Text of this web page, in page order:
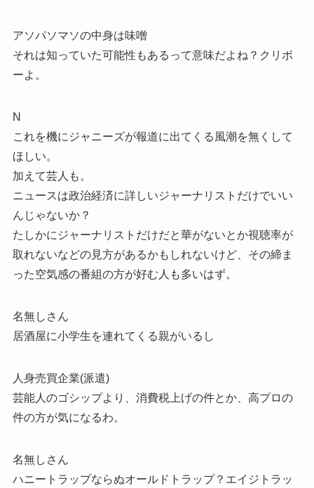
アソパソマソの中身は味噌
それは知っていた可能性もあるって意味だよね？クリボ
ーよ。
N
これを機にジャニーズが報道に出てくる風潮を無くして
ほしい。
加えて芸人も。
ニュースは政治経済に詳しいジャーナリストだけでいい
んじゃないか？
たしかにジャーナリストだけだと華がないとか視聴率が
取れないなどの見方があるかもしれないけど、その締ま
った空気感の番組の方が好む人も多いはず。
名無しさん
居酒屋に小学生を連れてくる親がいるし
人身売買企業(派遣)
芸能人のゴシップより、消費税上げの件とか、高プロの
件の方が気になるわ。
名無しさん
ハニートラップならぬオールドトラップ？エイジトラッ